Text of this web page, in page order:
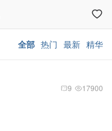
全部 热门 最新 精华
17900
9